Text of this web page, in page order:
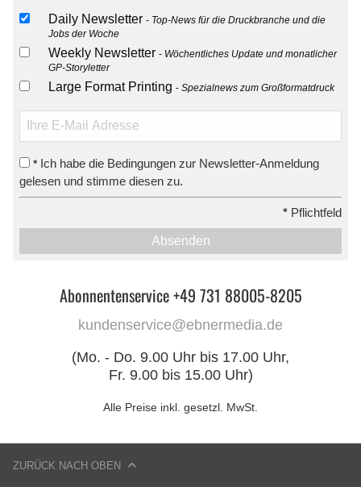
Daily Newsletter
Top-News für die Druckbranche und die
Jobs der Woche
Weekly Newsletter
Wöchentliches Update und monatlicher
GP-Storyletter
Large Format Printing Spezialnews zum Großformatdruck
* Ich habe die Bedingungen zur Newsletter-Anmeldung
gelesen und stimme diesen zu.
* Pflichtfeld
Absenden
Abonnentenservice +49 731 88005-8205
kundenservice@ebnermedia.de
(Mo. - Do. 9.00 Uhr bis 17.00 Uhr,
Fr. 9.00 bis 15.00 Uhr)
Alle Preise inkl. gesetzl. MwSt.
ZURÜCK NACH OBEN